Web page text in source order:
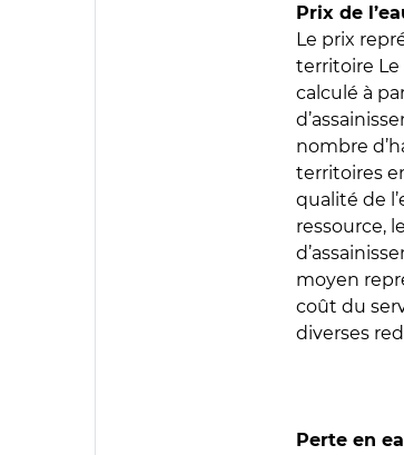
Prix de
Le prix
territoire Le
calculé à
nombre
territoires
qualité de
ressource,
moyen
coût du
diverses
Perte en